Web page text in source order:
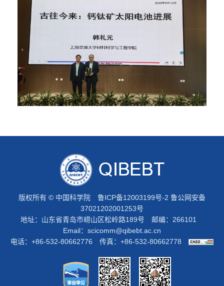
版权所有 © 中国科学院 鲁ICP备12003199号-2 鲁公网安备
37021202001253号
地址：山东省青岛市崂山区松岭路189号 邮编：266101
Email： scicomm@qibebt.ac.cn
电话：+86-532-80662776 传真：+86-532-80662778